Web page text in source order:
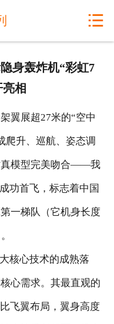
关于我们
公司动态
解决方案
工程案例
产品优势
人才招聘
客户留言

身轰炸机“彩虹7
相
展超27米的“空中
爬升、巡航、姿态调
真模型完美吻合——我
功首飞，标志着中国
一梯队（它机身长度
心技术的成熟落
心需求。其最直观的
飞翼布局，翼身高度